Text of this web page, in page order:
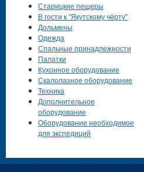
Старицкие пещеры
В гости к "Якутскому чёрту"
Дольмены
Одежда
Спальные принадлежности
Палатки
Кухонное оборудование
Скалолазное оборудование
Техника
Дополнительное
оборудование
Оборудование необходимое
для экспедиций